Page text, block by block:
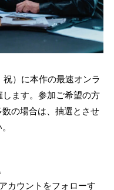
）に本作の最速オンラ
します。参加ご希望の方
の場合は、抽選とさせ
カウントをフォローす